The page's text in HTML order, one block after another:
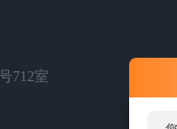
712室